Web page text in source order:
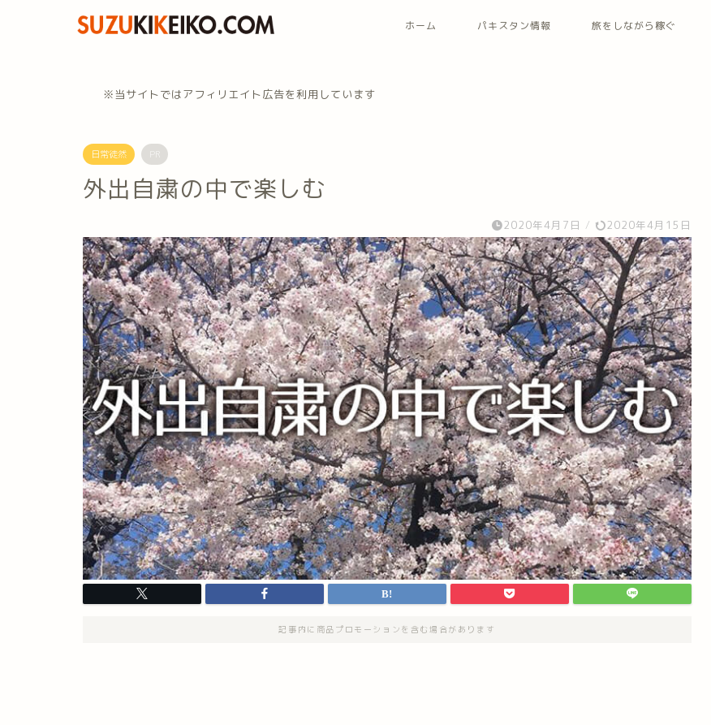
ホーム パキスタン情報 旅をしながら稼ぐ
※当サイトではアフィリエイト広告を利用しています
日常徒然 PR
外出自粛の中で楽しむ
2020年4月7日 / 2020年4月15日
記事内に商品プロモーションを含む場合があります